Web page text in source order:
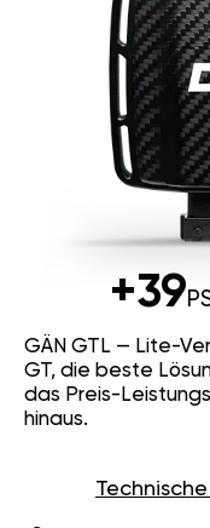
+39
GÄN GTL — Lite-
GT, die beste
das Preis-
hinaus.